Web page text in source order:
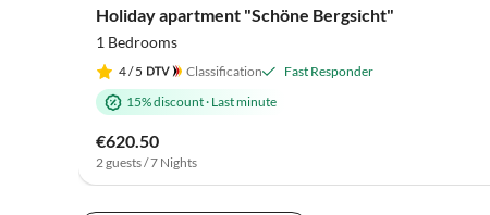
Holiday apartment "Schöne Bergsicht"
1 Bedrooms
4/ 5 Classification
Fast Responder
15% discount· Last minute
€620.50
2 guests / 7 Nights